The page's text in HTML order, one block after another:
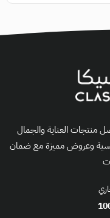
منتجات العناية والجمال
وعروض مميزة مع ضمان